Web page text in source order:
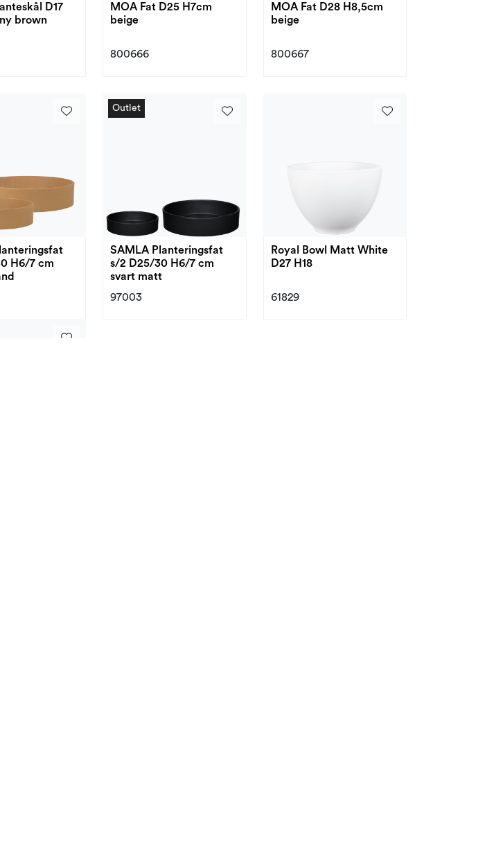
D17
brown
MOA Fat D25 H7cm
beige
800666
MOA Fat D28 H8,5cm
beige
800667
H6/7 cm
Outlet
Outlet
SAMLA Planteringsfat
s/2 D25/30 H6/7 cm
svart matt
97003
Royal Bowl Matt White
D27 H18
61829